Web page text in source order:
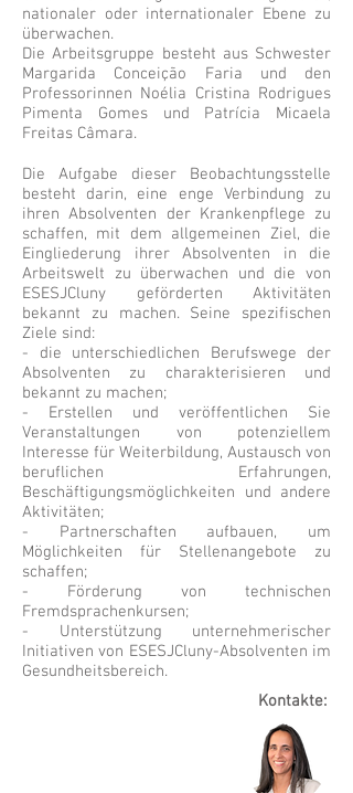
nationaler oder internationaler Ebene zu
überwachen.
Die Arbeitsgruppe besteht aus Schwester
Margarida Conceição Faria und den
Professorinnen Noélia Cristina Rodrigues
Pimenta Gomes und Patrícia Micaela
Freitas Câmara.
Die Aufgabe dieser Beobachtungsstelle
besteht darin, eine enge Verbindung zu
ihren Absolventen der Krankenpflege zu
schaffen, mit dem allgemeinen Ziel, die
Eingliederung ihrer Absolventen in die
Arbeitswelt zu überwachen und die von
ESESJCluny geförderten Aktivitäten
bekannt zu machen. Seine spezifischen
Ziele sind:
- die unterschiedlichen Berufswege der
Absolventen zu charakterisieren und
bekannt zu machen;
- Erstellen und veröffentlichen Sie
Veranstaltungen von potenziellem
Interesse für Weiterbildung, Austausch von
beruflichen Erfahrungen,
Beschäftigungsmöglichkeiten und andere
Aktivitäten;
- Partnerschaften aufbauen, um
Möglichkeiten für Stellenangebote zu
schaffen;
- Förderung von technischen
Fremdsprachenkursen;
- Unterstützung unternehmerischer
Initiativen von ESESJCluny-Absolventen im
Gesundheitsbereich.
Kontakte: